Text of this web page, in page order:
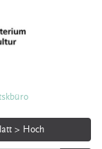
> Hoch